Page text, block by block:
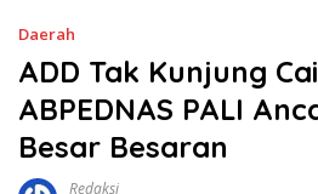
Daerah
ADD Tak Kunjung
ABPEDNAS PALI
Besar Besaran
Redaksi